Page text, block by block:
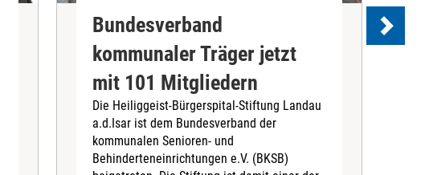
Bundesverband
kommunaler Träger jetzt
mit 101 Mitgliedern
Die Heiliggeist-Bürgerspital-Stiftung Landau
a.d.Isar ist dem Bundesverband der
kommunalen Senioren- und
Behinderteneinrichtungen e.V. (BKSB)